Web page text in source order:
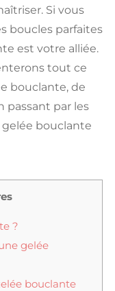
Si vous
boucles parfaites
est votre alliée.
tout ce
bouclante, de
passant par les
bouclante
?
gelée
bouclante